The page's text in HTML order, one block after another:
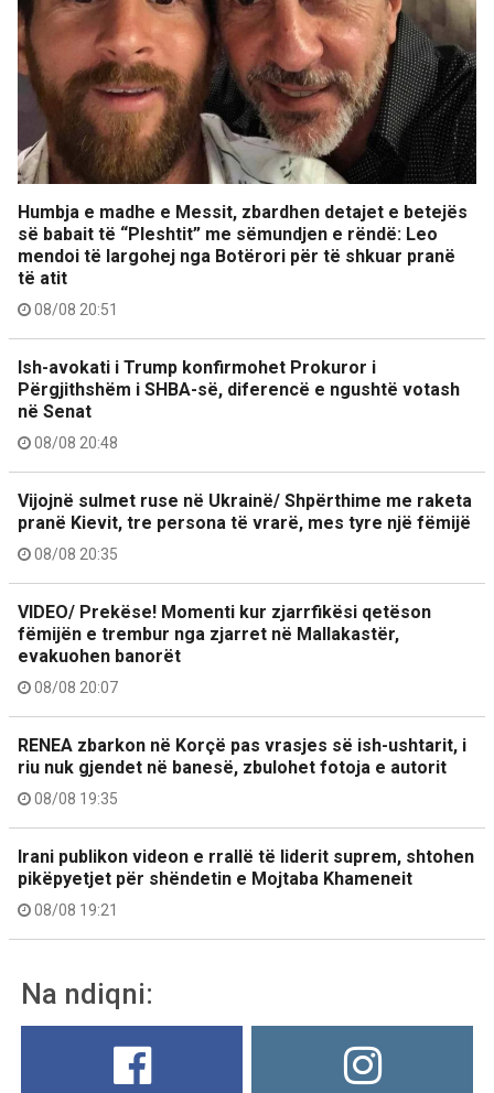
Humbja e madhe e Messit, zbardhen detajet e betejës
së babait të “Pleshtit” me sëmundjen e rëndë: Leo
mendoi të largohej nga Botërori për të shkuar pranë
të atit
08/08 20:51
Ish-avokati i Trump konfirmohet Prokuror i
Përgjithshëm i SHBA-së, diferencë e ngushtë votash
në Senat
08/08 20:48
Vijojnë sulmet ruse në Ukrainë/ Shpërthime me raketa
pranë Kievit, tre persona të vrarë, mes tyre një fëmijë
08/08 20:35
VIDEO/ Prekëse! Momenti kur zjarrfikësi qetëson
fëmijën e trembur nga zjarret në Mallakastër,
evakuohen banorët
08/08 20:07
RENEA zbarkon në Korçë pas vrasjes së ish-ushtarit, i
riu nuk gjendet në banesë, zbulohet fotoja e autorit
08/08 19:35
Irani publikon videon e rrallë të liderit suprem, shtohen
pikëpyetjet për shëndetin e Mojtaba Khameneit
08/08 19:21
Na ndiqni: